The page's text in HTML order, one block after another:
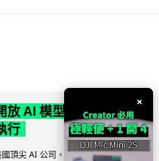
放 AI 模型 業界質疑安
行
頂尖 AI 公司，中國開發的開放權重
×